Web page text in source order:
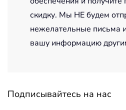
скидку. Мы НЕ будем
нежелательные письма
вашу информацию
Подписывайтесь на нас